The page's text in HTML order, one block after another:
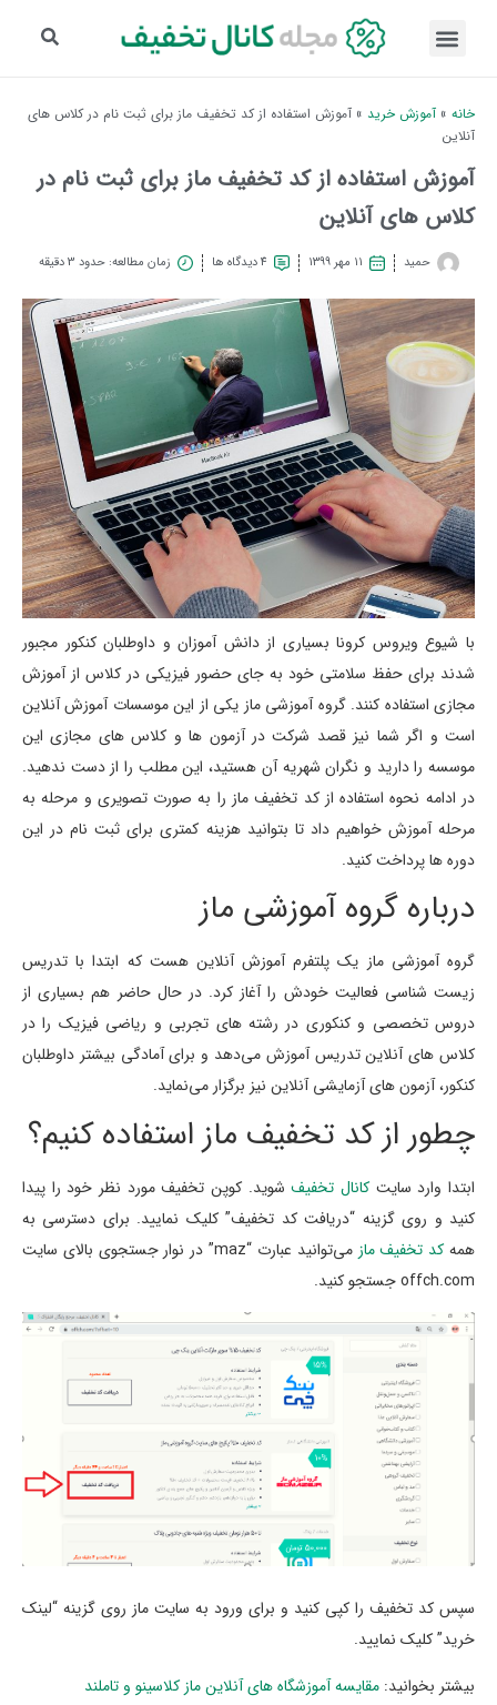
خانه » آموزش خرید » آموزش استفاده از کد تخفیف ماز برای ثبت نام در کلاس های
آنلاین
آموزش استفاده از کد تخفیف ماز برای ثبت نام در
کلاس های آنلاین
حمید ۱۱ مهر ۱۳۹۹ 4 دیدگاه ها زمان مطالعه: حدود 3 دقیقه
با شیوع ویروس کرونا بسیاری از دانش آموزان و داوطلبان کنکور مجبور
شدند برای حفظ سلامتی خود به جای حضور فیزیکی در کلاس از آموزش
مجازی استفاده کنند. گروه آموزشی ماز یکی از این موسسات آموزش آنلاین
است و اگر شما نیز قصد شرکت در آزمون ها و کلاس های مجازی این
موسسه را دارید و نگران شهریه آن هستید، این مطلب را از دست ندهید.
در ادامه نحوه استفاده از کد تخفیف ماز را به صورت تصویری و مرحله به
مرحله آموزش خواهیم داد تا بتوانید هزینه کمتری برای ثبت نام در این
دوره ها پرداخت کنید.
درباره گروه آموزشی ماز
گروه آموزشی ماز یک پلتفرم آموزش آنلاین هست که ابتدا با تدریس
زیست شناسی فعالیت خودش را آغاز کرد. در حال حاضر هم بسیاری از
دروس تخصصی و کنکوری در رشته های تجربی و ریاضی فیزیک را در
کلاس های آنلاین تدریس آموزش می‌دهد و برای آمادگی بیشتر داوطلبان
کنکور، آزمون های آزمایشی آنلاین نیز برگزار می‌نماید.
چطور از کد تخفیف ماز استفاده کنیم؟
ابتدا وارد سایت کانال تخفیفشوید. کوپن تخفیف مورد نظر خود را پیدا
کنید و روی گزینه “دریافت کد تخفیف” کلیک نمایید. برای دسترسی به
همه کد تخفیف ماز
می‌توانید عبارت “maz” در نوار جستجوی بالای سایت
offch.com جستجو کنید.
سپس کد تخفیف را کپی کنید و برای ورود به سایت ماز روی گزینه “لینک
خرید” کلیک نمایید.
بیشتر بخوانید: مقایسه آموزشگاه های آنلاین ماز کلاسینو و تاملند